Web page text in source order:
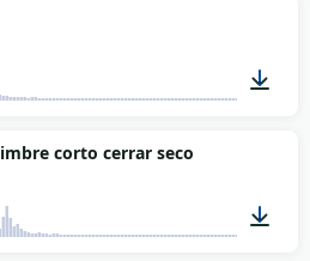
corto cerrar seco